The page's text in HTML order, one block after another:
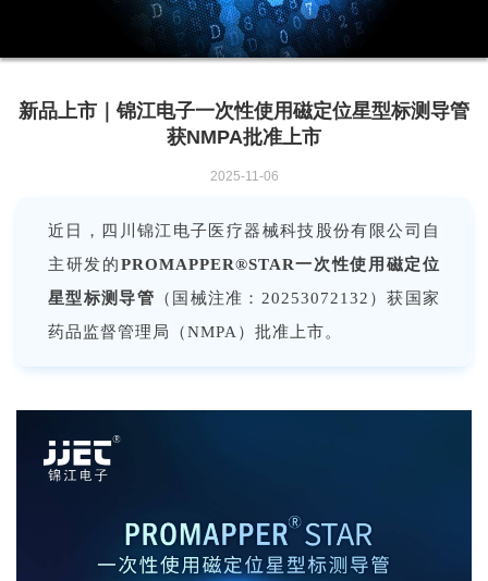
新品上市｜锦江电子一次性使用磁定位星型标测导管
获NMPA批准上市
2025-11-06
近日，四川锦江电子医疗器械科技股份有限公司自
主研发的PROMAPPER®STAR一次性使用磁定位
星型标测导管 （ 国械注准：20253072132）获国家
药品监督管理局（NMPA）批准上市。